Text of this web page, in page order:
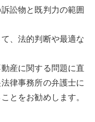
訟物と既判力の範囲
、法的判断や最適な
産に関する問題に直
律事務所の弁護士に
とをお勧めします。